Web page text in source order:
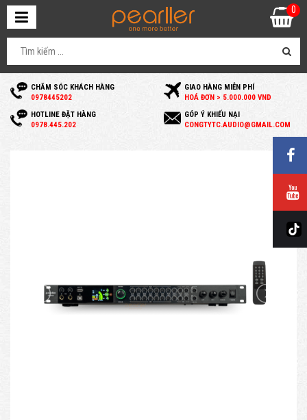
CHĂM SÓC KHÁCH HÀNG
0978445202
GIAO HÀNG MIỄN PHÍ
HOÁ ĐƠN > 5.000.000 VND
HOTLINE ĐẶT HÀNG
0978.445.202
GÓP Ý KHIẾU NẠI
CONGTYTC.AUDIO@GMAIL.COM
0